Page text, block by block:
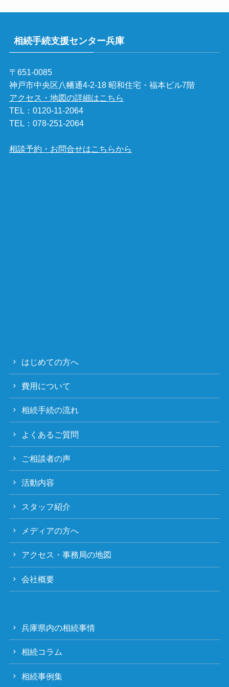
相続手続支援センター兵庫
〒651-0085
神戸市中央区八幡通4-2-18 昭和住宅・福本ビル7階
アクセス・地図の詳細はこちら
TEL： 0120-11-2064
TEL： 078-251-2064
相談予約・お問合せはこちらから
はじめての方へ
費用について
相続手続の流れ
よくあるご質問
ご相談者の声
活動内容
スタッフ紹介
メディアの方へ
アクセス・事務局の地図
会社概要
兵庫県内の相続事情
相続コラム
相続事例集